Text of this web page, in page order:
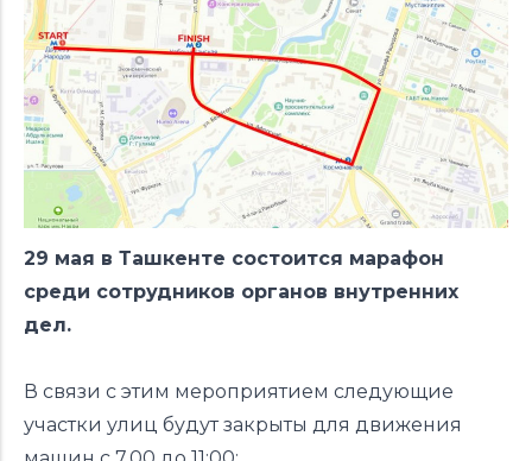
29 мая в Ташкенте состоится марафон
среди сотрудников органов внутренних
дел.
В связи с этим мероприятием следующие
участки улиц будут закрыты для движения